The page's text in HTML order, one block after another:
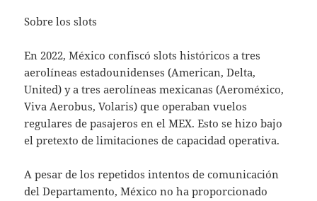
Sobre los slots
En 2022, México confiscó slots históricos a tres
aerolíneas estadounidenses (American, Delta,
United) y a tres aerolíneas mexicanas (Aeroméxico,
Viva Aerobus, Volaris) que operaban vuelos
regulares de pasajeros en el MEX. Esto se hizo bajo
el pretexto de limitaciones de capacidad operativa.
A pesar de los repetidos intentos de comunicación
del Departamento, México no ha proporcionado